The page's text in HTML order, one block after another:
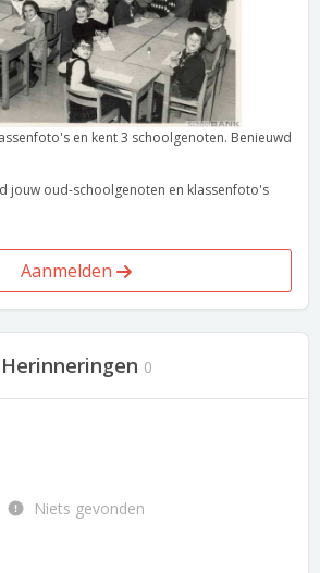
en kent 3 schoolgenoten. Benieuwd
jouw oud-schoolgenoten en klassenfoto's
Aanmelden
Herinneringen 0
Niets gevonden